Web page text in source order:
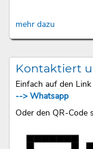
mehr dazu
Kontaktiert
Einfach auf den Link
--> Whatsapp
Oder den QR-Code